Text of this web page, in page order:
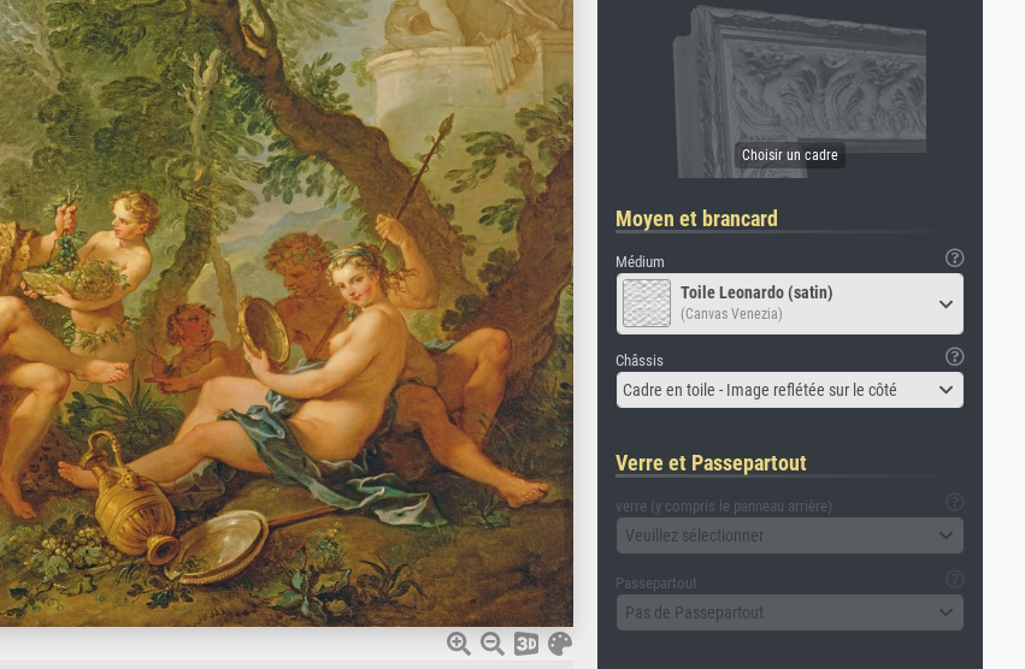
Moyen et brancard
Médium
Toile Leonardo (satin)
(Canvas Venezia)
Châssis
Cadre en toile - Image reflétée sur le côté
Verre et Passepartout
verre (y compris le panneau arrière)
Veuillez sélectionner
Passepartout
Pas de Passepartout